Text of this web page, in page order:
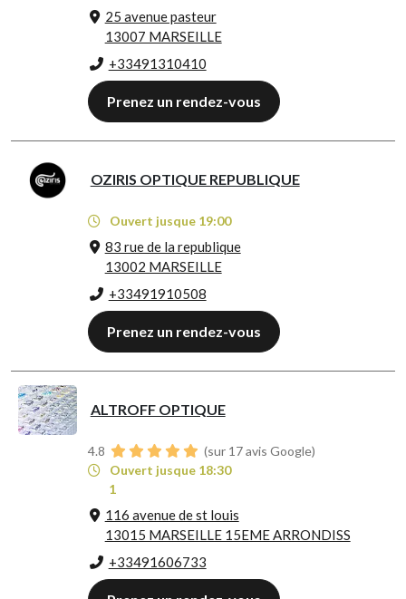
25 avenue pasteur
13007 MARSEILLE
+33491310410
Prenez un rendez-vous
OZIRIS OPTIQUE REPUBLIQUE
Ouvert jusque 19:00
83 rue de la republique
13002 MARSEILLE
+33491910508
Prenez un rendez-vous
ALTROFF OPTIQUE
4.8
(sur 17 avis Google)
Ouvert jusque 18:30
1
116 avenue de st louis
13015 MARSEILLE 15EME ARRONDISS
+33491606733